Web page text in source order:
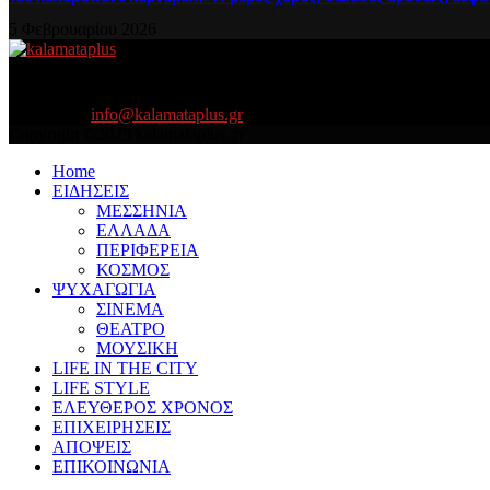
info@kalamataplus.gr
Home
ΕΙΔΗΣΕΙΣ
ΜΕΣΣΗΝΙΑ
ΕΛΛΑΔΑ
ΠΕΡΙΦΕΡΕΙΑ
ΚΟΣΜΟΣ
ΨΥΧΑΓΩΓΙΑ
ΣΙΝΕΜΑ
ΘΕΑΤΡΟ
ΜΟΥΣΙΚΗ
LIFE IN THE CITY
LIFE STYLE
ΕΛΕΥΘΕΡΟΣ ΧΡΟΝΟΣ
ΕΠΙΧΕΙΡΗΣΕΙΣ
ΑΠΟΨΕΙΣ
ΕΠΙΚΟΙΝΩΝΙΑ